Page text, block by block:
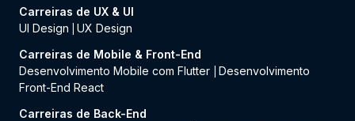
Carreiras de UX & UI
UI Design
UX Design
Carreiras de Mobile & Front-End
Desenvolvimento Mobile com Flutter
Desenvolvimento
Front-End React
Carreiras de Back-End